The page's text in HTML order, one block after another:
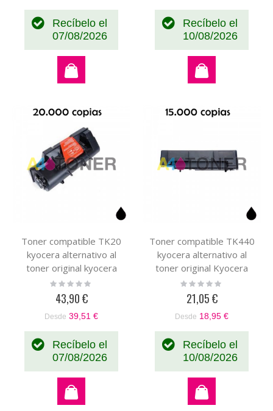
Recíbelo el
07/08/2026
Recíbelo el
10/08/2026
Toner compatible TK20
kyocera alternativo al
toner original kyocera
37027020 TK-20
Rating:
43,90 €
Desde 39,51 €
Recíbelo el
07/08/2026
Toner compatible TK440
kyocera alternativo al
toner original Kyocera
1T02F70EU0 TK-440
Rating:
21,05 €
Desde 18,95 €
Recíbelo el
10/08/2026